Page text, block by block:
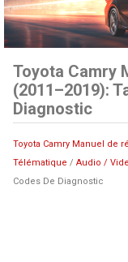
Toyota Camry
(2011–2019):
Diagnostic
Toyota Camry Manuel de
Télématique /Audio /
Codes De Diagnostic